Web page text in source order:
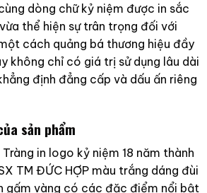
dòng chữ kỷ niệm được in sắc
thể hiện sự trân trọng đối với
cách quảng bá thương hiệu đầy
không chỉ có giá trị sử dụng lâu dài
định đẳng cấp và dấu ấn riêng
sản phẩm
in logo kỷ niệm 18 năm thành
TM ĐỨC HỢP màu trắng dáng đùi
gấm vàng có các đặc điểm nổi bật